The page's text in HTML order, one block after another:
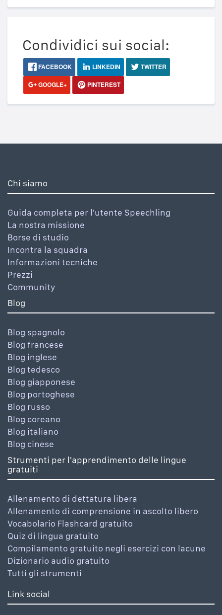
Condividici sui social:
FACEBOOK LINKEDIN
TWITTER
GOOGLE+
PINTEREST
Chi siamo
Guida completa per l'utente Speechling
La nostra missione
Borse di studio
Incontra la squadra
Informazioni tecniche
Prezzi
Community
Blog
Blog spagnolo
Blog francese
Blog inglese
Blog tedesco
Blog giapponese
Blog portoghese
Blog russo
Blog coreano
Blog italiano
Blog cinese
Strumenti per l'apprendimento delle lingue
gratuiti
Allenamento di dettatura libera
Allenamento di comprensione in ascolto libero
Vocabolario Flashcard gratuito
Quiz di lingua gratuito
Compilamento gratuito negli esercizi con lacune
Dizionario audio gratuito
Tutti gli strumenti
Link social